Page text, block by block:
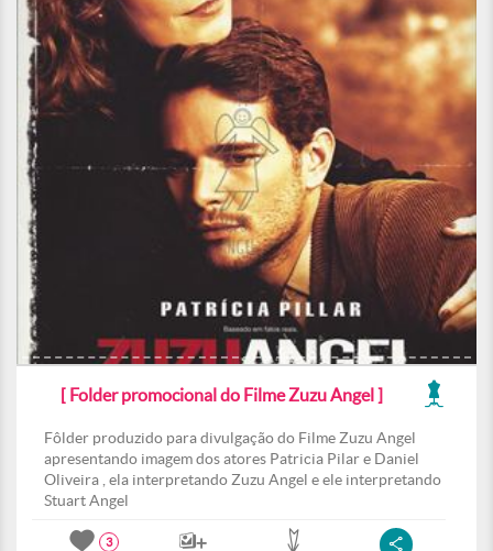
[ Folder promocional do Filme Zuzu Angel ]
Fôlder produzido para divulgação do Filme Zuzu Angel
apresentando imagem dos atores Patricia Pilar e Daniel
Oliveira , ela interpretando Zuzu Angel e ele interpretando
Stuart Angel
3